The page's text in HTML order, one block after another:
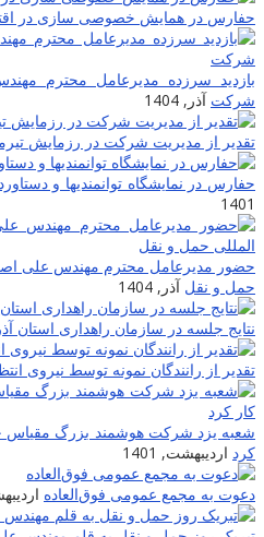
حفارس در همایش خصوصی سازی در
بازدید سرزده مدیرعامل محترم
شرکت آذر, 1404
تقدیر از مدیریت شرکت در رزمایش
حفارس در نمایشگاه توانمندیها و
1401
حضور مدیرعامل محترم مهندس علی
حمل و نقل آذر, 1404
نتایج جلسه در سازمان راهداری استان
تقدیر از رانندگان نمونه توسط نیروی
شعبه یزد شرکت هوشمند بزرگ مقیاس
کرد اردیبهشت, 1401
دعوت به مجمع عمومی فوق‌العاده